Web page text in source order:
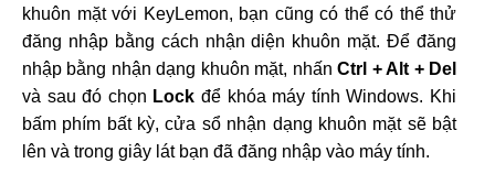
khuôn mặt với KeyLemon, bạn cũng có thể có thể thử
đăng nhập bằng cách nhận diện khuôn mặt. Để đăng
nhập bằng nhận dạng khuôn mặt, nhấnCtrl + Alt + Del
và sau đó chọn Lockđể khóa máy tính Windows. Khi
bấm phím bất kỳ, cửa sổ nhận dạng khuôn mặt sẽ bật
lên và trong giây lát bạn đã đăng nhập vào máy tính.